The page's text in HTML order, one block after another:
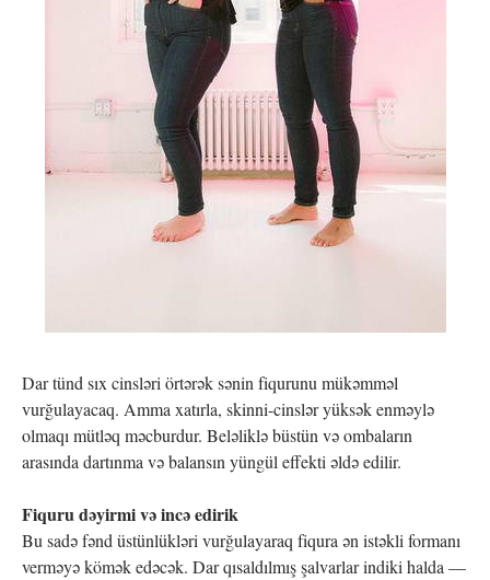
Dar tünd sıx cinsləri örtərək sənin fiqurunu mükəmməl
vurğulayacaq. Amma xatırla, skinni-cinslər yüksək enməylə
olmaqı mütləq məcburdur. Beləliklə büstün və ombaların
arasında dartınma və balansın yüngül effekti əldə edilir.
Fiquru dəyirmi və incə edirik
Bu sadə fənd üstünlükləri vurğulayaraq fiqura ən istəkli formanı
verməyə kömək edəcək. Dar qısaldılmış şalvarlar indiki halda —